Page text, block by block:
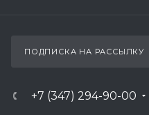
ПОДПИСКА НА РАССЫЛКУ
+7 (347) 294-90-00